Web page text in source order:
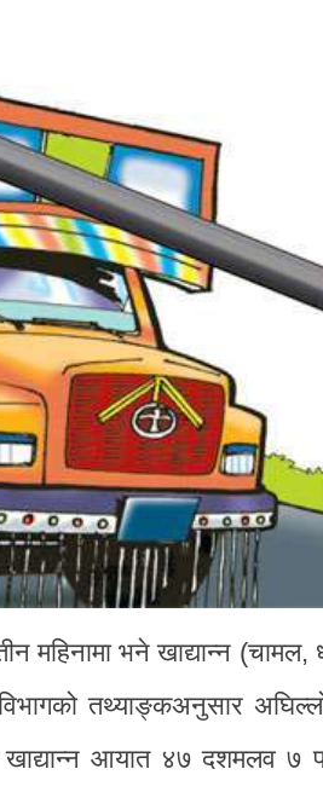
महिनामा भने खाद्यान्न
तथ्याङ्कअनुसार
खाद्यान्न आयात ४७ दशमलव ७